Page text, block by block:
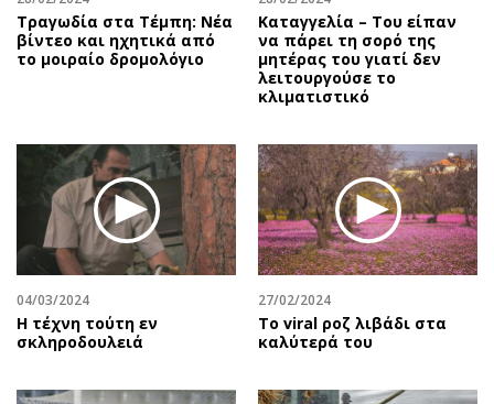
Τραγωδία στα Τέμπη: Νέα
βίντεο και ηχητικά από
το μοιραίο δρομολόγιο
Καταγγελία – Του είπαν
να πάρει τη σορό της
μητέρας του γιατί δεν
λειτουργούσε το
κλιματιστικό
04/03/2024
Η τέχνη τούτη εν
σκληροδουλειά
27/02/2024
Το viral ροζ λιβάδι στα
καλύτερά του